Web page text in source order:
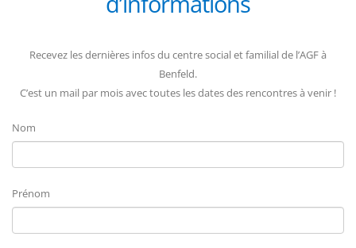
Recevez les dernières infos du centre social et familial de l’AGF à
Benfeld.
C’est un mail par mois avec toutes les dates des rencontres à venir !
Nom
Prénom